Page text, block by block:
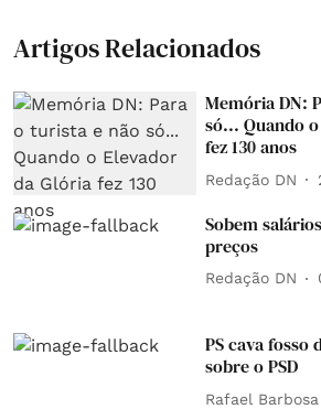
Artigos Relacionados
Memória DN:
só... Quando
fez 130 anos
Redação DN
Sobem
preços
Redação DN
PS cava fosso
sobre o PSD
Rafael Barbosa